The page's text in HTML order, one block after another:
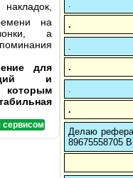
на
а
для
и
которым
сервисом
.
.
.
Делаю
89675558705